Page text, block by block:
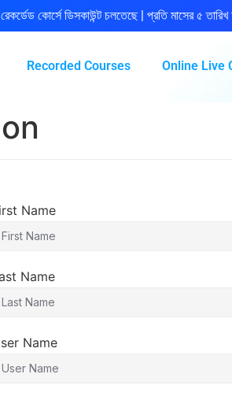
রেকর্ডেড কোর্সে ডিসকাউন্ট চলতেছে | প্রতি মাসের ৫ তারিখ
Recorded Courses Online Live
Name
Name
Name